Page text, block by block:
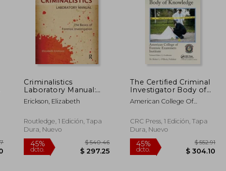
45% 45%
Criminalistics
Laboratory Manual:
The Basics of Forensic
Investigation (en
Erickson, Elizabeth
Routledge, 1 Edición, Tapa
Dura, Nuevo
The Certified Criminal
Investigator Body of
Knowledge (en Inglés)
American College Of
CRC Press, 1 Edición, Tapa
Dura, Nuevo